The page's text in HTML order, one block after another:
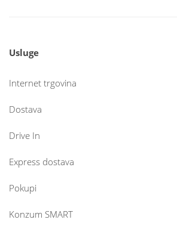
Usluge
Internet trgovina
Dostava
Drive In
Express dostava
Pokupi
Konzum SMART